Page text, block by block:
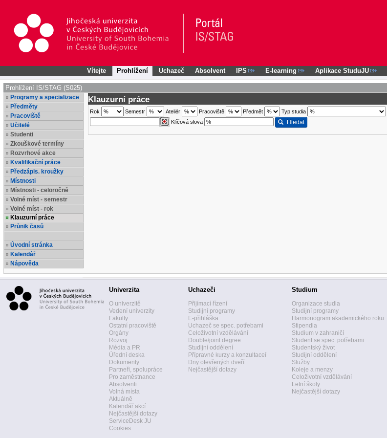
Vítejte Prohlížení Uchazeč Absolvent IPS E-learning Aplikace StuduJU
Prohlížení IS/STAG (S025)
Programy a specializace
Předměty
Pracoviště
Učitelé
Studenti
Zkouškové termíny
Rozvrhové akce
Kvalifikační práce
Předzápis. kroužky
Místnosti
Místnosti - celoročně
Volné míst - semestr
Volné míst - rok
Klauzurní práce
Průnik časů
Úvodní stránka
Kalendář
Nápověda
Klauzurní práce
Rok Semestr Ateliér Pracoviště Předmět Typ studia
Klíčová slova
Hledat
Univerzita
O univerzitě
Vedení univerzity
Fakulty
Ostatní pracoviště
Orgány
Rozvoj
Média a PR
Úřední deska
Dokumenty
Partneři, spolupráce
Pro zaměstnance
Absolventi
Volná místa
Aktuálně
Kalendář akcí
Nejčastější dotazy
ServiceDesk JU
Cookies
Uchazeči
Přijímací řízení
Studijní programy
E-přihláška
Uchazeč se spec. potřebami
Celoživotní vzdělávání
Double/joint degree
Studijní oddělení
Přípravné kurzy a konzultaceí
Dny otevřených dveří
Nejčastější dotazy
Studium
Organizace studia
Studijní programy
Harmonogram akademického roku
Stipendia
Studium v zahraničí
Student se spec. potřebami
Studentský život
Studijní oddělení
Služby
Koleje a menzy
Celoživotní vzdělávání
Letní školy
Nejčastější dotazy